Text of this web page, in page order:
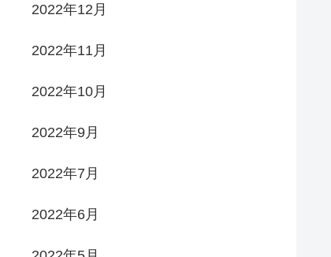
2022年12月
2022年11月
2022年10月
2022年9月
2022年7月
2022年6月